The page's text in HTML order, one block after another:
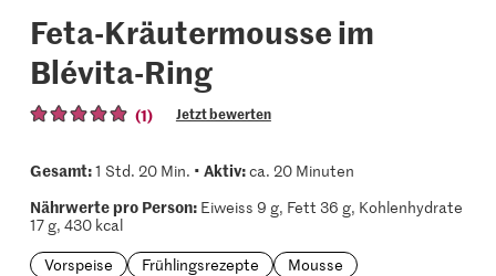
Feta-Kräutermousse im
Blévita-Ring
(1) Jetzt bewerten
Gesamt:1 Std. 20 Min. • Aktiv:ca. 20 Minuten
Nährwerte pro Person:Eiweiss 9 g, Fett 36 g, Kohlenhydrate
17 g, 430 kcal
Vorspeise
Frühlingsrezepte Mousse